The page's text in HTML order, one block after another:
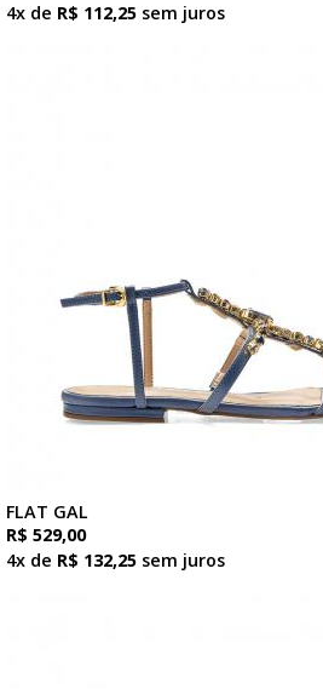
4x de R$ 112,25 sem juros
FLAT GAL
R$ 529,00
4x de R$ 132,25 sem juros